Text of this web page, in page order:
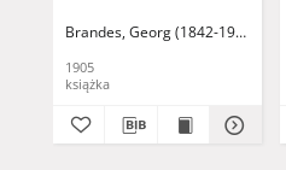
Brandes, Georg (1842-1927)
1905
książka